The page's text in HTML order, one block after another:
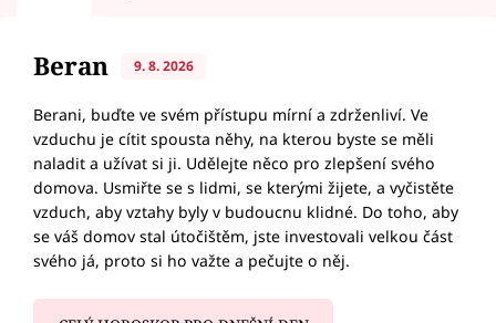
Beran 9. 8. 2026
Berani, buďte ve svém přístupu mírní a zdrženliví. Ve
vzduchu je cítit spousta něhy, na kterou byste se měli
naladit a užívat si ji. Udělejte něco pro zlepšení svého
domova. Usmiřte se s lidmi, se kterými žijete, a vyčistěte
vzduch, aby vztahy byly v budoucnu klidné. Do toho, aby
se váš domov stal útočištěm, jste investovali velkou část
svého já, proto si ho važte a pečujte o něj.